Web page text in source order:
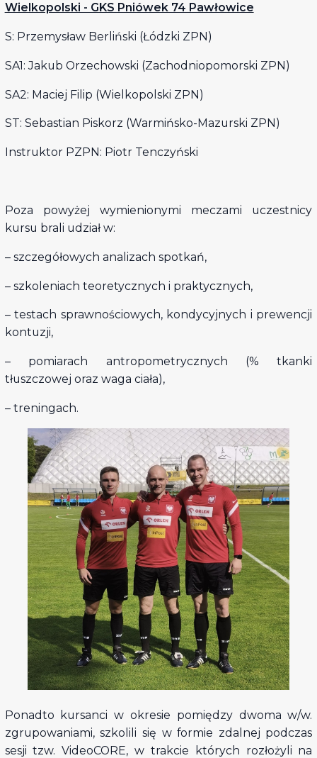
Wielkopolski - GKS Pniówek 74 Pawłowice
S: Przemysław Berliński (Łódzki ZPN)
SA1: Jakub Orzechowski (Zachodniopomorski ZPN)
SA2: Maciej Filip (Wielkopolski ZPN)
ST: Sebastian Piskorz (Warmińsko-Mazurski ZPN)
Instruktor PZPN: Piotr Tenczyński
Poza powyżej wymienionymi meczami uczestnicy
kursu brali udział w:
– szczegółowych analizach spotkań,
– szkoleniach teoretycznych i praktycznych,
– testach sprawnościowych, kondycyjnych i prewencji
kontuzji,
– pomiarach antropometrycznych (% tkanki
tłuszczowej oraz waga ciała),
– treningach.
Ponadto kursanci w okresie pomiędzy dwoma w/w.
zgrupowaniami, szkolili się w formie zdalnej podczas
sesji tzw. VideoCORE, w trakcie których rozłożyli na